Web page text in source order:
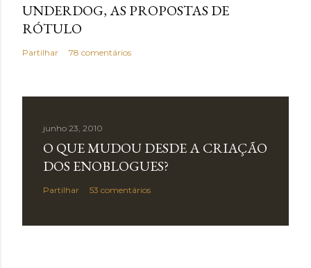
UNDERDOG, AS PROPOSTAS DE
RÓTULO
Partilhar 78 comentários
junho 23, 2010
O QUE MUDOU DESDE A CRIAÇÃO
DOS ENOBLOGUES?
Partilhar 53 comentários